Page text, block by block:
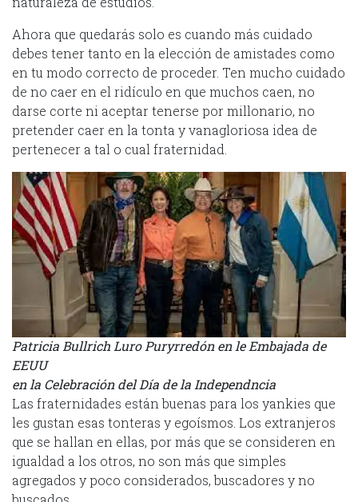
Ahora que quedarás solo es cuando más cuidado
debes tener tanto en la elección de amistades como
en tu modo correcto de proceder. Ten mucho cuidado
de no caer en el ridículo en que muchos caen, no
darse corte ni aceptar tenerse por millonario, no
pretender caer en la tonta y vanagloriosa idea de
pertenecer a tal o cual fraternidad.
Patricia Bullrich Luro Puryrredón en le Embajada de
EEUU
en la Celebración del Día de la Independncia
Las fraternidades están buenas para los yankies que
les gustan esas tonteras y egoísmos. Los extranjeros
que se hallan en ellas, por más que se consideren en
igualdad a los otros, no son más que simples
agregados y poco considerados, buscadores y no